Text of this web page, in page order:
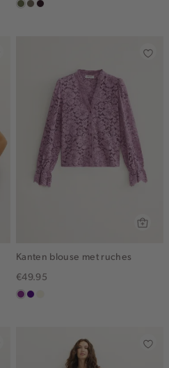
groen,
middenbruin
bordeaux,
Kanten blouse met ruches
€49.95
middenpaars
indigo